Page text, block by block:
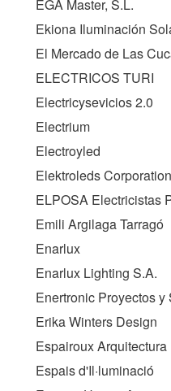
EGA Master, S.L.
Ekiona Iluminación
El Mercado de Las
ELECTRICOS TURI
Electricysevicios 2.0
Electrium
Electroyled
Elektroleds
ELPOSA Electricistas
Emili Argilaga Tarragó
Enarlux
Enarlux Lighting S.A.
Enertronic Proyectos y
Erika Winters Design
Espairoux Arquitectura
Espais d'Il·luminació